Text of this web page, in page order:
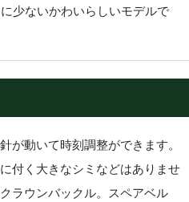
少ないかわいらしいモデルで
動いて時刻調整ができます。
付く大きなシミなどはありませ
ラウンバックル。スペアベル